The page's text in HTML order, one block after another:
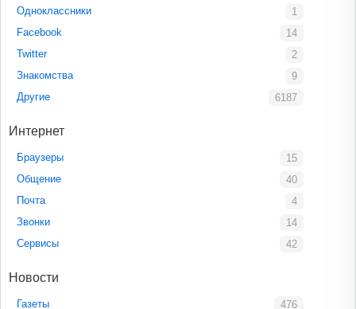
Одноклассники
1
Facebook
14
Twitter
2
Знакомства
9
Другие
6187
Интернет
Браузеры
15
Общение
40
Почта
4
Звонки
14
Сервисы
42
Новости
Газеты 476